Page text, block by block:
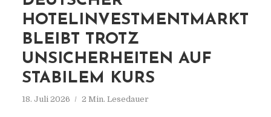
HOTELINVESTMENTMARKT
BLEIBT TROTZ
UNSICHERHEITEN AUF
STABILEM KURS
18. Juli 2026 2 Min. Lesedauer